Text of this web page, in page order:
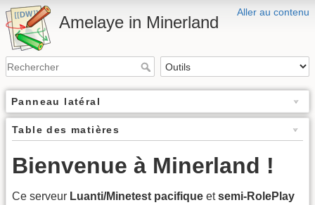
Aller au contenu
Amelaye in Minerland
Panneau latéral
Table des matières
Bienvenue à Minerland !
Ce serveur Luanti/Minetest pacifique etsemi-RolePlay